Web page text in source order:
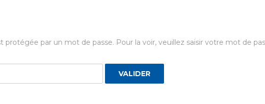
protégée par un mot de passe. Pour la voir, veuillez saisir votre mot de